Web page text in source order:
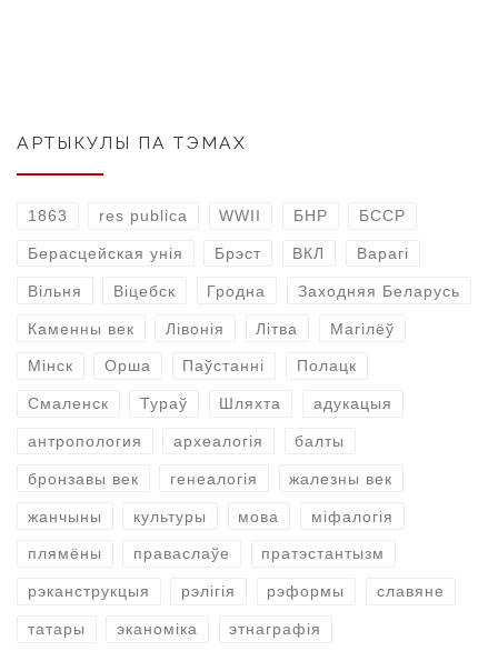
АРТЫКУЛЫ ПА ТЭМАХ
1863 res publica WWII БНР БССР
Берасцейская унія Брэст ВКЛ Варагі
Вільня Віцебск Гродна Заходняя Беларусь
Каменны век Лівонія Літва Магілёў
Мінск Орша Паўстанні Полацк
Смаленск Тураў Шляхта адукацыя
антропология археалогія балты
бронзавы век генеалогія жалезны век
жанчыны культуры мова міфалогія
плямёны праваслаўе пратэстантызм
рэканструкцыя рэлігія рэформы славяне
татары эканоміка этнаграфія